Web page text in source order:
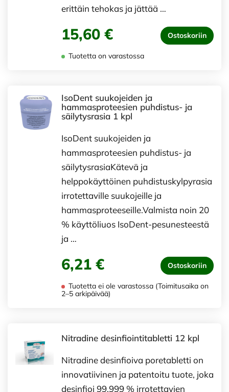
erittäin tehokas ja jättää …
15,60 € Ostoskoriin
Tuotetta on varastossa
IsoDent suukojeiden ja
hammasproteesien puhdistus- ja
säilytysrasia 1 kpl
IsoDent suukojeiden ja
hammasproteesien puhdistus- ja
säilytysrasiaKätevä ja
helppokäyttöinen puhdistuskylpyrasia
irrotettaville suukojeille ja
hammasproteeseille.Valmista noin 20
% käyttöliuos IsoDent-pesunesteestä
ja …
6,21 € Ostoskoriin
Tuotetta ei ole varastossa (Toimitusaika on
2–5 arkipäivää)
Nitradine desinfiointitabletti 12 kpl
Nitradine desinfioiva poretabletti on
innovatiivinen ja patentoitu tuote, joka
desinfioi 99.999 % irrotettavien